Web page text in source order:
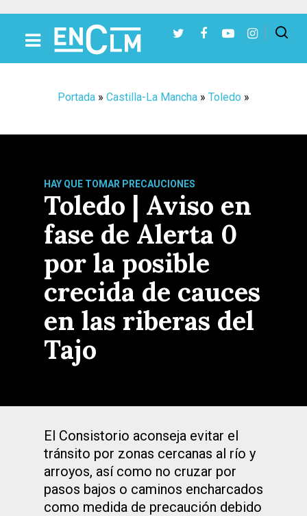
Portada » Castilla-La Mancha » Toledo »
HAY QUE TOMAR PRECAUCIONES
Toledo | Aviso en
fase de Alerta 0
por la posible
crecida de cauces
en las riberas del
Tajo
El Consistorio aconseja evitar el
tránsito por zonas cercanas al río y
arroyos, así como no cruzar por
pasos bajos o caminos encharcados
como medida de precaución debido